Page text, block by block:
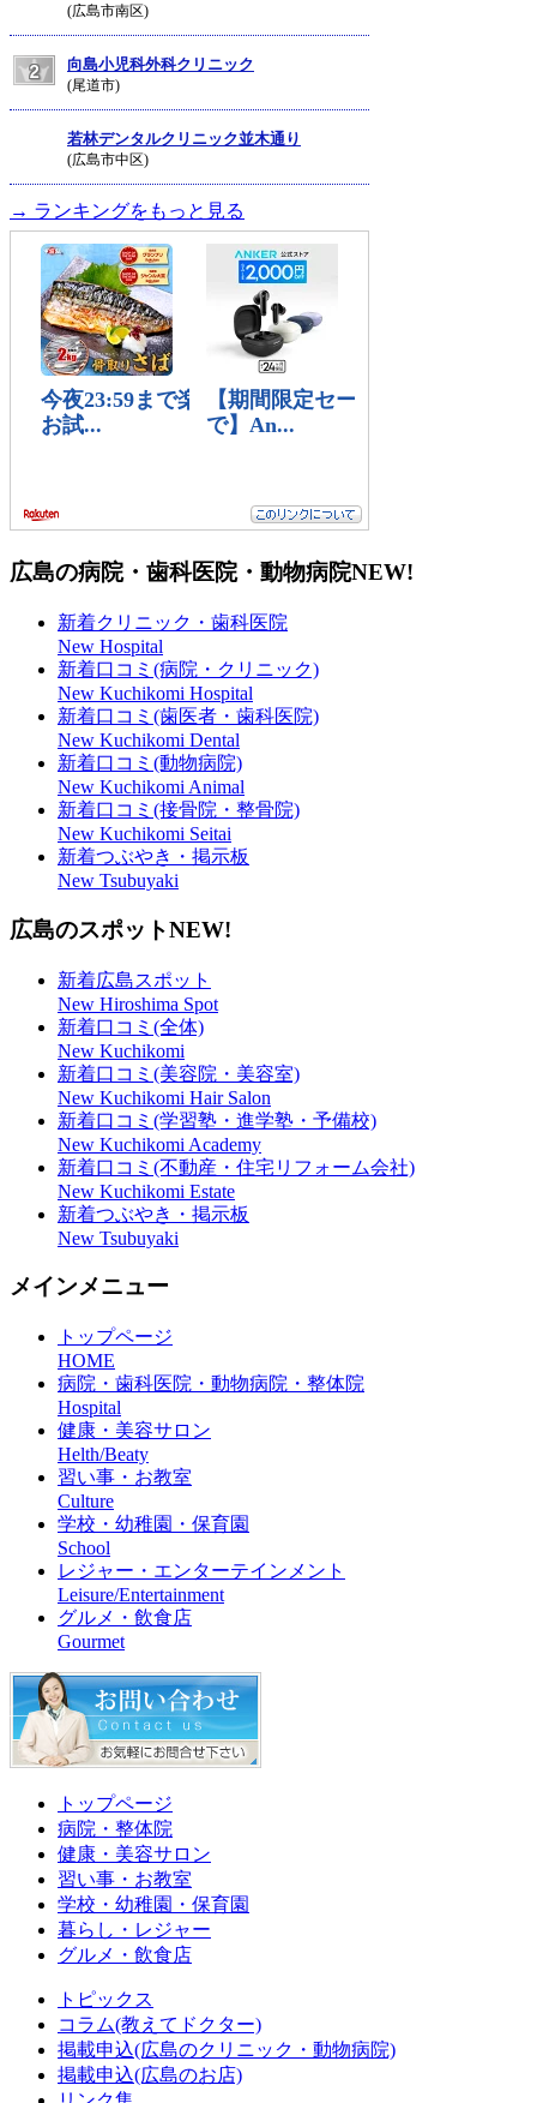
(広島市南区)
向島小児科外科クリニック
(尾道市)
若林デンタルクリニック並木通り
(広島市中区)
→ ランキングをもっと見る
広島の病院・歯科医院・動物病院NEW!
新着クリニック・歯科医院
New Hospital
新着口コミ(病院・クリニック)
New Kuchikomi Hospital
新着口コミ(歯医者・歯科医院)
New Kuchikomi Dental
新着口コミ(動物病院)
New Kuchikomi Animal
新着口コミ(接骨院・整骨院)
New Kuchikomi Seitai
新着つぶやき・掲示板
New Tsubuyaki
広島のスポットNEW!
新着広島スポット
New Hiroshima Spot
新着口コミ(全体)
New Kuchikomi
新着口コミ(美容院・美容室)
New Kuchikomi Hair Salon
新着口コミ(学習塾・進学塾・予備校)
New Kuchikomi Academy
新着口コミ(不動産・住宅リフォーム会社)
New Kuchikomi Estate
新着つぶやき・掲示板
New Tsubuyaki
メインメニュー
トップページ
HOME
病院・歯科医院・動物病院・整体院
Hospital
健康・美容サロン
Helth/Beaty
習い事・お教室
Culture
学校・幼稚園・保育園
School
レジャー・エンターテインメント
Leisure/Entertainment
グルメ・飲食店
Gourmet
トップページ
病院・整体院
健康・美容サロン
習い事・お教室
学校・幼稚園・保育園
暮らし・レジャー
グルメ・飲食店
トピックス
コラム(教えてドクター)
掲載申込(広島のクリニック・動物病院)
掲載申込(広島のお店)